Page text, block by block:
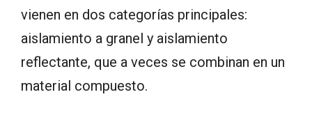
vienen en dos categorías principales:
aislamiento a granel y aislamiento
reflectante, que a veces se combinan en un
material compuesto.